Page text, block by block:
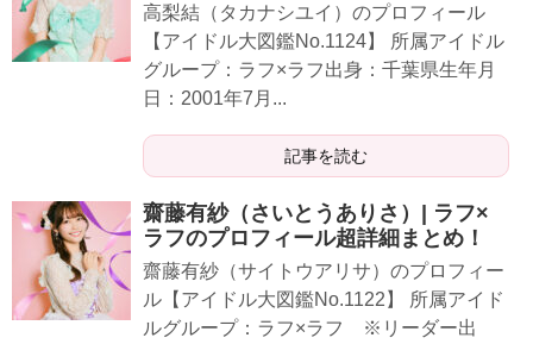
高梨結（タカナシユイ）のプロフィール
【アイドル大図鑑No.1124】 所属アイドル
グループ：ラフ×ラフ出身：千葉県生年月
日：2001年7月...
記事を読む
齋藤有紗（さいとうありさ）| ラフ×
ラフのプロフィール超詳細まとめ！
齋藤有紗（サイトウアリサ）のプロフィー
ル【アイドル大図鑑No.1122】 所属アイド
ルグループ：ラフ×ラフ ※リーダー出